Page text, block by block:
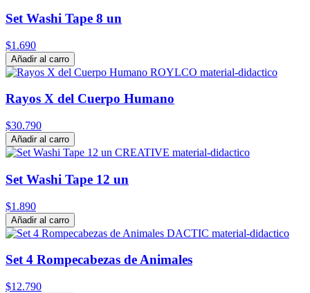
Set Washi Tape 8 un
$1.690
Añadir al carro
Rayos X del Cuerpo Humano
$30.790
Añadir al carro
Set Washi Tape 12 un
$1.890
Añadir al carro
Set 4 Rompecabezas de Animales
$12.790